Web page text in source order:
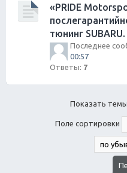
«PRIDE
тюнинг SUBARU.
Последнее
00:57
Ответы: 7
Показать
Поле сортировки